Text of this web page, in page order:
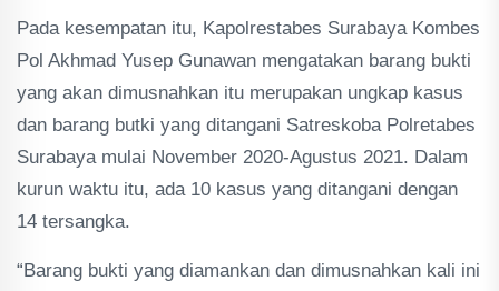
Pada kesempatan itu, Kapolrestabes Surabaya Kombes
Pol Akhmad Yusep Gunawan mengatakan barang bukti
yang akan dimusnahkan itu merupakan ungkap kasus
dan barang butki yang ditangani Satreskoba Polretabes
Surabaya mulai November 2020-Agustus 2021. Dalam
kurun waktu itu, ada 10 kasus yang ditangani dengan
14 tersangka.
“Barang bukti yang diamankan dan dimusnahkan kali ini